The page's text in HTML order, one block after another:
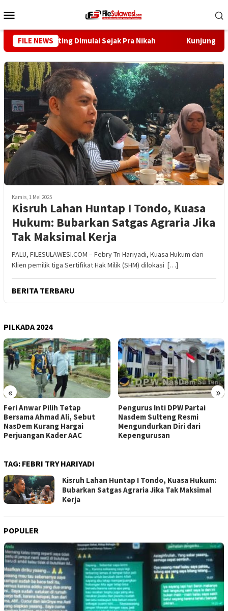
ke
Mobile
FILE NEWS
Stunting Dimulai Sejak Pra Nikah Kunjungi Desa
Kamis, 1 Mei 2025
Kisruh Lahan Huntap I Tondo, Kuasa
Hukum: Bubarkan Satgas Agraria Jika
Tak Maksimal Kerja
PALU, FILESULAWESI.COM – Febry Tri Hariyadi, Kuasa Hukum dari
Klien pemilik tiga Sertifikat Hak Milik (SHM) dilokasi […]
BERITA TERBARU
PILKADA 2024
« »
Feri Anwar Pilih Tetap
Bersama Ahmad Ali, Sebut
NasDem Kurang Hargai
Perjuangan Kader AAC
Pengurus Inti DPW Partai
Nasdem Sulteng Resmi
Mengundurkan Diri dari
Kepengurusan
TAG: FEBRI TRY HARIYADI
Kisruh Lahan Huntap I Tondo, Kuasa Hukum:
Bubarkan Satgas Agraria Jika Tak Maksimal
Kerja
POPULER